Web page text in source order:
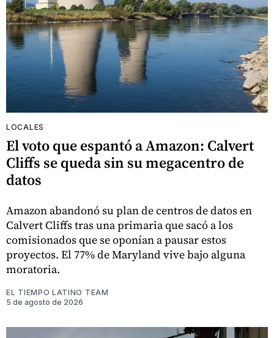
LOCALES
El voto que espantó a Amazon: Calvert
Cliffs se queda sin su megacentro de
datos
Amazon abandonó su plan de centros de datos en
Calvert Cliffs tras una primaria que sacó a los
comisionados que se oponían a pausar estos
proyectos. El 77% de Maryland vive bajo alguna
moratoria.
EL TIEMPO LATINO TEAM
5 de agosto de 2026